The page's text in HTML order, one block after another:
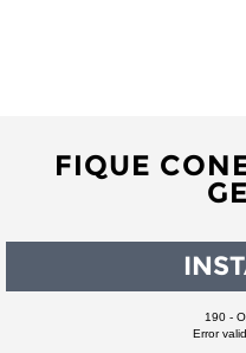
FIQUE
190 -
Error